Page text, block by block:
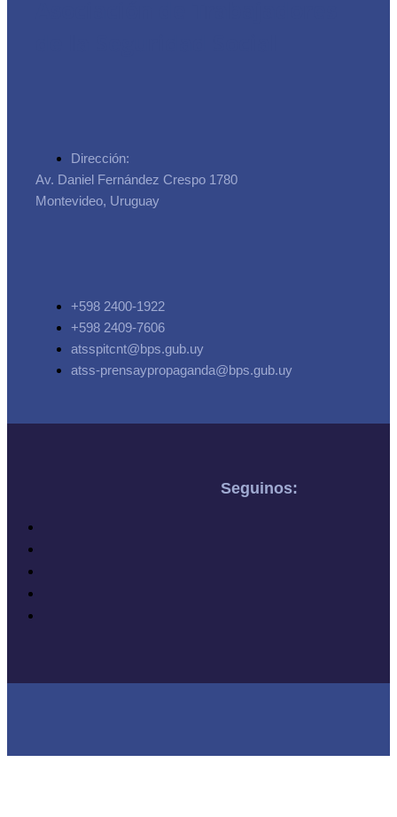
Dirección:
Av. Daniel Fernández Crespo 1780
Montevideo, Uruguay
+598 2400-1922
+598 2409-7606
atsspitcnt@bps.gub.uy
atss-prensaypropaganda@bps.gub.uy
Seguinos: